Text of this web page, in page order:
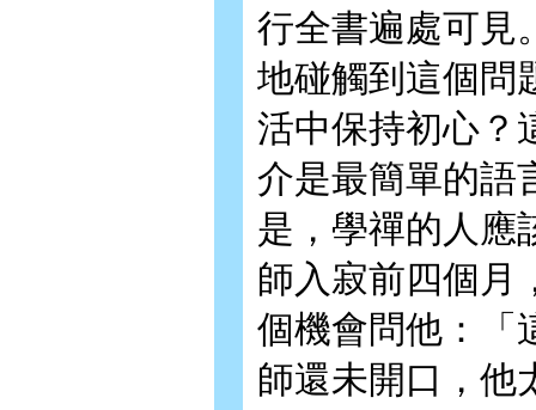
行全書遍處可見
地碰觸到這個問
活中保持初心？
介是最簡單的語
是，學禪的人應
師入寂前四個月
個機會問他：「
師還未開口，他